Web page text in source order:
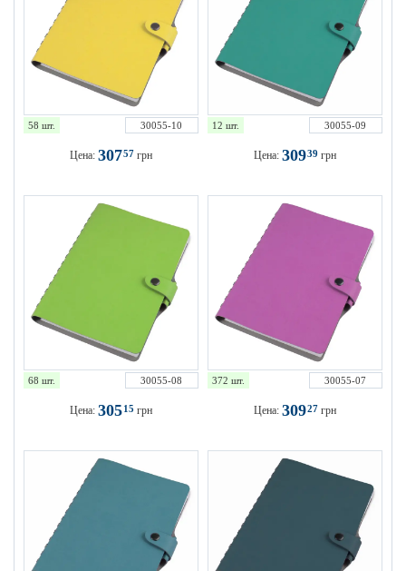
58 шт. 30055-10
Цена: 30757 грн
12 шт. 30055-09
Цена: 30939 грн
68 шт. 30055-08
Цена: 30515 грн
372 шт. 30055-07
Цена: 30927 грн